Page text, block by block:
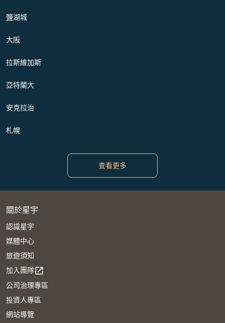
鹽湖城
大阪
拉斯維加斯
亞特蘭大
安克拉治
札幌
查看更多
關於星宇
認識星宇
媒體中心
旅遊須知
加入團隊open_in_new
公司治理專區
投資人專區
網站導覽